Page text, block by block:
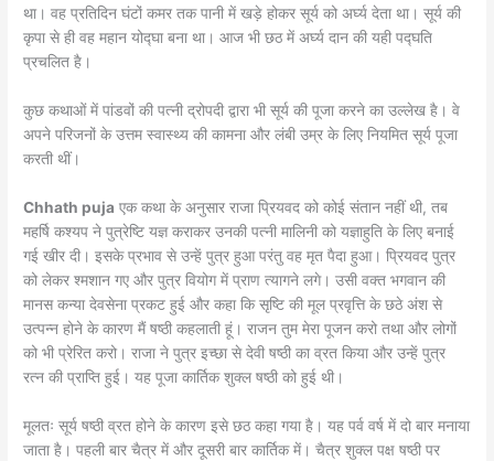
था। वह प्रतिदिन घंटों कमर तक पानी में खड़े होकर सूर्य को अर्घ्य देता था। सूर्य की
कृपा से ही वह महान योद्घा बना था। आज भी छठ में अर्घ्य दान की यही पद्घति
प्रचलित है।
कुछ कथाओं में पांडवों की पत्नी द्रोपदी द्वारा भी सूर्य की पूजा करने का उल्लेख है। वे
अपने परिजनों के उत्तम स्वास्थ्य की कामना और लंबी उम्र के लिए नियमित सूर्य पूजा
करती थीं।
Chhath puja एक कथा के अनुसार राजा प्रियवद को कोई संतान नहीं थी, तब
महर्षि कश्यप ने पुत्रेष्टि यज्ञ कराकर उनकी पत्नी मालिनी को यज्ञाहुति के लिए बनाई
गई खीर दी। इसके प्रभाव से उन्हें पुत्र हुआ परंतु वह मृत पैदा हुआ। प्रियवद पुत्र
को लेकर श्मशान गए और पुत्र वियोग में प्राण त्यागने लगे। उसी वक्त भगवान की
मानस कन्या देवसेना प्रकट हुई और कहा कि सृष्टि की मूल प्रवृत्ति के छठे अंश से
उत्पन्न होने के कारण मैं षष्ठी कहलाती हूं। राजन तुम मेरा पूजन करो तथा और लोगों
को भी प्रेरित करो। राजा ने पुत्र इच्छा से देवी षष्ठी का व्रत किया और उन्हें पुत्र
रत्न की प्राप्ति हुई। यह पूजा कार्तिक शुक्ल षष्ठी को हुई थी।
मूलतः सूर्य षष्ठी व्रत होने के कारण इसे छठ कहा गया है। यह पर्व वर्ष में दो बार मनाया
जाता है। पहली बार चैत्र में और दूसरी बार कार्तिक में। चैत्र शुक्ल पक्ष षष्ठी पर